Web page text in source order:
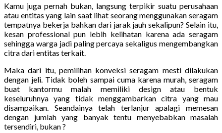
Kamu juga pernah bukan, langsung terpikir suatu perusahaan
atau entitas yang lain saat lihat seorang menggunakan seragam
tempatnya bekerja bahkan dari jarak jauh sekalipun? Selain itu,
kesan professional pun lebih kelihatan karena ada seragam
sehingga warga jadi paling percaya sekaligus mengembangkan
citra dari entitas terkait.
Maka dari itu, pemilihan konveksi seragam mesti dilakukan
dengan jeli. Tidak boleh sampai cuma karena murah, seragam
buat kantormu malah memiliki design atau bentuk
keseluruhnya yang tidak menggambarkan citra yang mau
disampaikan. Seandainya telah terlanjur apalagi memesan
dengan jumlah yang banyak tentu menyebabkan masalah
tersendiri, bukan ?